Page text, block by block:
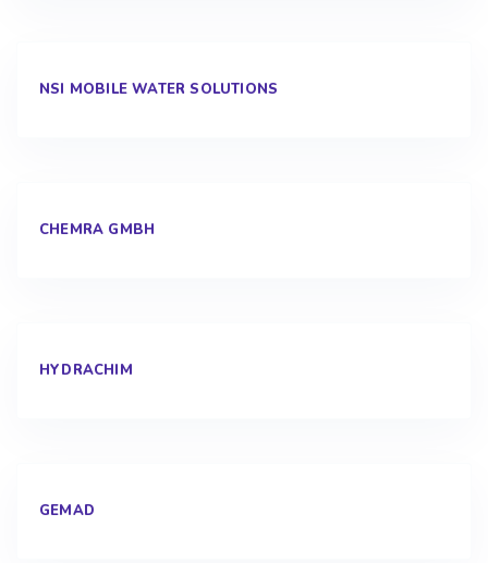
NSI MOBILE WATER SOLUTIONS
CHEMRA GMBH
HYDRACHIM
GEMAD